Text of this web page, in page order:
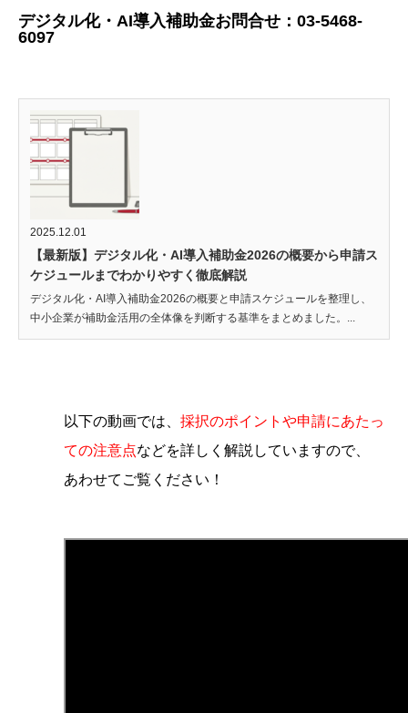
デジタル化・AI導入補助金お問合せ：03-5468-
6097
2025.12.01
【最新版】デジタル化・AI導入補助金2026の概要から申請ス
ケジュールまでわかりやすく徹底解説
デジタル化・AI導入補助金2026の概要と申請スケジュールを整理し、
中小企業が補助金活用の全体像を判断する基準をまとめました。...
以下の動画では、 採択のポイントや申請にあたっ
ての注意点などを詳しく解説していますので、
あわせてご覧ください！